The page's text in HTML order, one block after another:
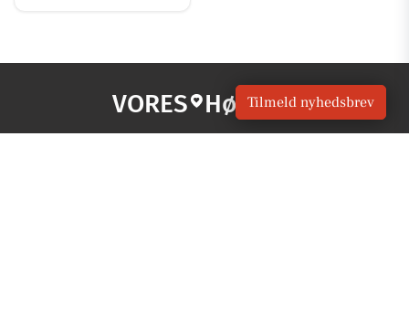
VORES Hørning
Tilmeld nyhedsbrev